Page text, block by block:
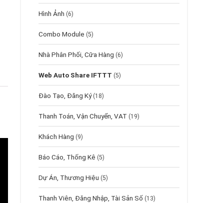
Hình Ảnh (6)
Combo Module (5)
Nhà Phân Phối, Cữa Hàng (6)
Web Auto Share IFTTT (5)
Đào Tạo, Đăng Ký (18)
Thanh Toán, Vận Chuyển, VAT (19)
Khách Hàng (9)
Báo Cáo, Thống Kê (5)
Dự Án, Thương Hiệu (5)
Thanh Viên, Đăng Nhập, Tài Sản Số (13)